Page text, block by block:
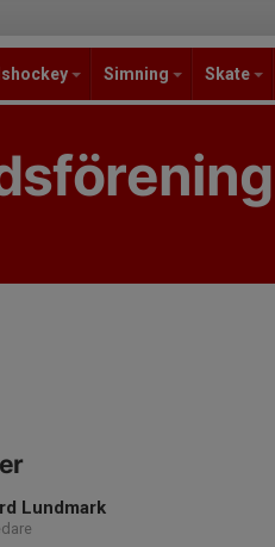
Ishockey Simning Skate
Lundmark